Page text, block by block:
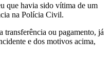
que havia sido vítima de um
na Polícia Civil.
transferência ou pagamento, já
e dos motivos acima,